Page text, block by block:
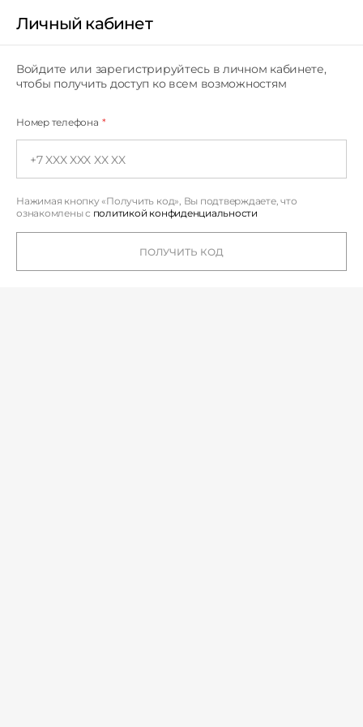
Личный кабинет
Личный кабинет
Войдите или зарегистрируйтесь в личном кабинете,
чтобы получить доступ ко всем возможностям
Номер телефона *
Нажимая кнопку «Получить код», Вы подтверждаете,что
ознакомлены с политикой конфиденциальности
ПОЛУЧИТЬ КОД